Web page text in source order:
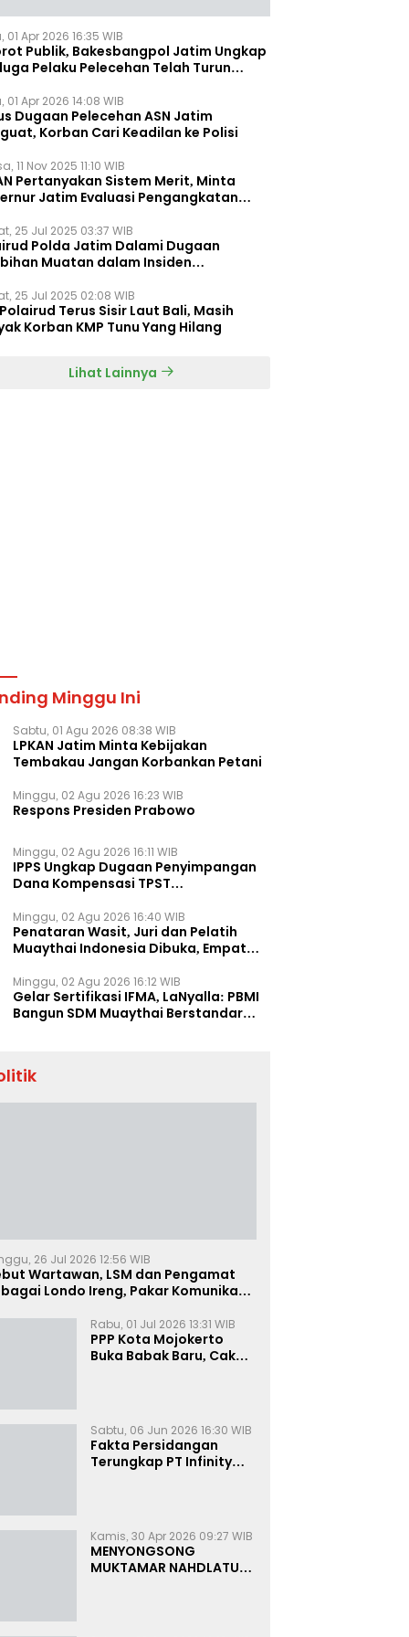
01 Apr 2026 16:35 WIB
Publik, Bakesbangpol Jatim Ungkap
Pelaku Pelecehan Telah Turun
01 Apr 2026 14:08 WIB
Dugaan Pelecehan ASN Jatim
Korban Cari Keadilan ke Polisi
11 Nov 2025 11:10 WIB
Pertanyakan Sistem Merit, Minta
Jatim Evaluasi Pengangkatan
25 Jul 2025 03:37 WIB
Polda Jatim Dalami Dugaan
Muatan dalam Insiden
25 Jul 2025 02:08 WIB
Terus Sisir Laut Bali, Masih
Korban KMP Tunu Yang Hilang
Lihat Lainnya
Minggu Ini
Sabtu, 01 Agu 2026 08:38 WIB
LPKAN Jatim Minta Kebijakan
Tembakau Jangan Korbankan Petani
Minggu, 02 Agu 2026 16:23 WIB
Respons Presiden Prabowo
Minggu, 02 Agu 2026 16:11 WIB
IPPS Ungkap Dugaan Penyimpangan
Dana Kompensasi TPST
Minggu, 02 Agu 2026 16:40 WIB
Penataran Wasit, Juri dan Pelatih
Muaythai Indonesia Dibuka, Empat
Minggu, 02 Agu 2026 16:12 WIB
Gelar Sertifikasi IFMA, LaNyalla: PBMI
Bangun SDM Muaythai Berstandar
26 Jul 2026 12:56 WIB
Wartawan, LSM dan Pengamat
Londo Ireng, Pakar Komunikasi:
Rabu, 01 Jul 2026 13:31 WIB
PPP Kota Mojokerto
Buka Babak Baru, Cak
Sabtu, 06 Jun 2026 16:30 WIB
Fakta Persidangan
Terungkap PT Infinity
Kamis, 30 Apr 2026 09:27 WIB
MENYONGSONG
MUKTAMAR NAHDLATUL